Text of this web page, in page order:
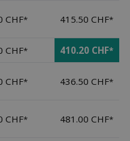
CHF* 415.50 CHF*
CHF* 410.20 CHF*
CHF* 436.50 CHF*
CHF* 481.00 CHF*